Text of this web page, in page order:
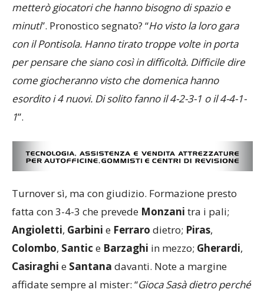
metterò giocatori che hanno bisogno di spazio e
minuti”. Pronostico segnato? “Ho visto la loro gara
con il Pontisola. Hanno tirato troppe volte in porta
per pensare che siano così in difficoltà. Difficile dire
come giocheranno visto che domenica hanno
esordito i 4 nuovi. Di solito fanno il 4-2-3-1 o il 4-4-1-
1”.
Turnover sì, ma con giudizio. Formazione presto
fatta con 3-4-3 che prevede Monzani tra i pali;
Angioletti, Garbini e Ferraro dietro; Piras,
Colombo, Santic e Barzaghi in mezzo; Gherardi,
Casiraghi e Santana davanti. Note a margine
affidate sempre al mister: “Gioca Sasà dietro perché